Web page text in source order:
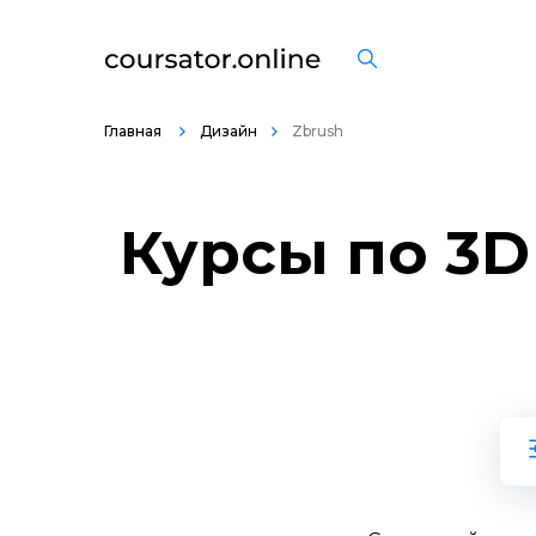
Главная Дизайн
Zbrush
Курсы по